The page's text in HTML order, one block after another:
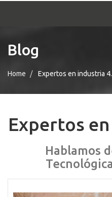
Blog
Home Expertos en industria
Expertos
Hablamos